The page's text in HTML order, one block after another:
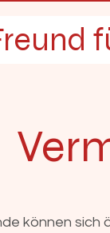
können sich